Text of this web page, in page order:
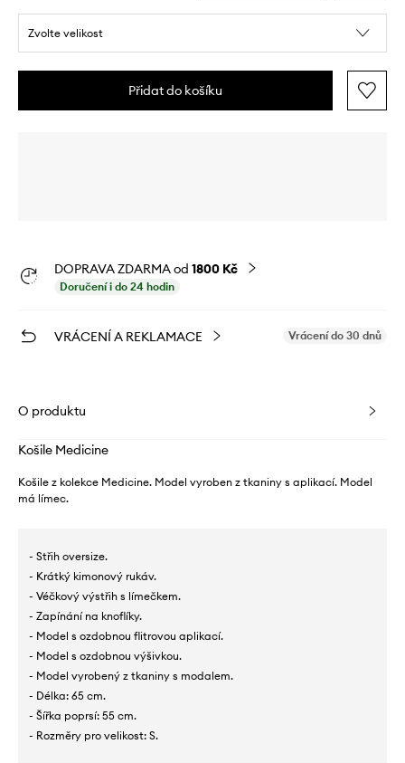
Zvolte velikost
Přidat do košíku
DOPRAVA ZDARMA od 1800 Kč
Doručení i do 24 hodin
VRÁCENÍ A REKLAMACE Vrácení do 30 dnů
O produktu
Košile Medicine
Košile z kolekce Medicine. Model vyroben z tkaniny s aplikací. Model
má límec.
- Střih oversize.
- Krátký kimonový rukáv.
- Véčkový výstřih s límečkem.
- Zapínání na knoflíky.
- Model s ozdobnou flitrovou aplikací.
- Model s ozdobnou výšivkou.
- Model vyrobený z tkaniny s modalem.
- Délka: 65 cm.
- Šířka poprsí: 55 cm.
- Rozměry pro velikost: S.